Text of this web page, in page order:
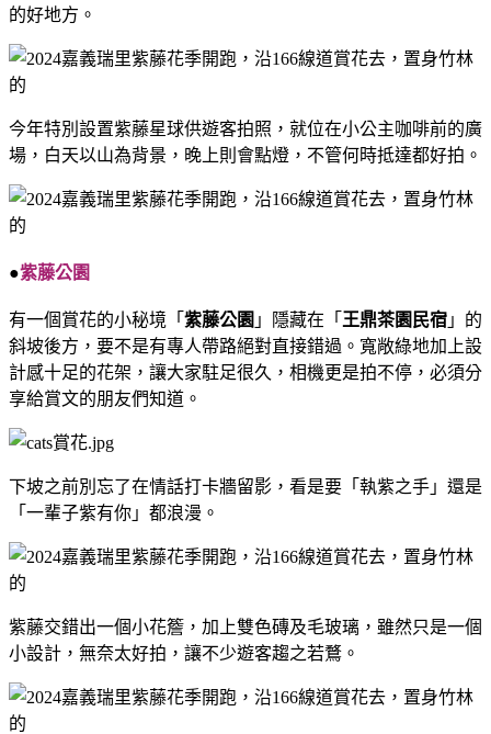
的好地方。
今年特別設置紫藤星球供遊客拍照，就位在小公主咖啡前的廣
場，白天以山為背景，晚上則會點燈，不管何時抵達都好拍。
●紫藤公園
有一個賞花的小秘境「 紫藤公園 」隱藏在「 王鼎茶園民宿 」的
斜坡後方，要不是有專人帶路絕對直接錯過。寬敞綠地加上設
計感十足的花架，讓大家駐足很久，相機更是拍不停，必須分
享給賞文的朋友們知道。
下坡之前別忘了在情話打卡牆留影，看是要「執紫之手」還是
「一輩子紫有你」都浪漫。
紫藤交錯出一個小花簷，加上雙色磚及毛玻璃，雖然只是一個
小設計，無奈太好拍，讓不少遊客趨之若鶩。